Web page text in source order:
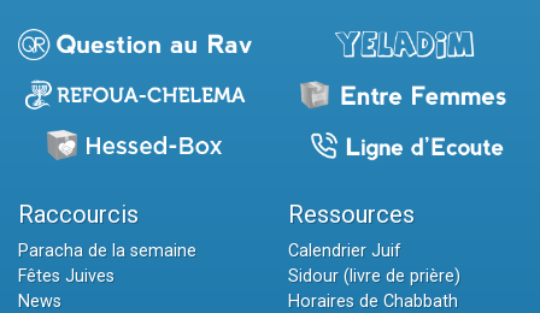
Raccourcis
Paracha de la semaine
Fêtes Juives
News
Ressources
Calendrier Juif
Sidour (livre de prière)
Horaires de Chabbath